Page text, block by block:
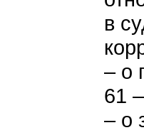
в
– о
61
– о